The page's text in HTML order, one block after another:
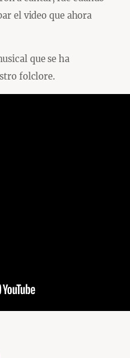
el video que ahora
que se ha
folclore.